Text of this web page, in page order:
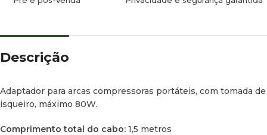
Descrição
Adaptador para arcas compressoras portáteis, com tomada de
isqueiro, máximo 80W.
Comprimento total do cabo: 1,5 metros